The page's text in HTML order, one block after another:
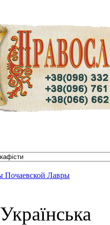
Почаевской Лавры
Українська